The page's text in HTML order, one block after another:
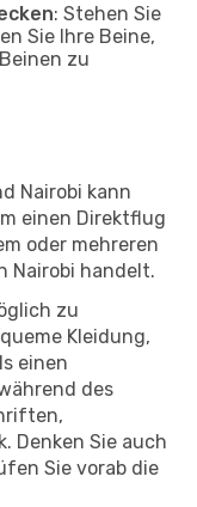
: Stehen Sie
Sie Ihre Beine,
zu
Nairobi kann
einen Direktflug
oder mehreren
Nairobi handelt.
zu
Kleidung,
einen
des
Denken Sie auch
Sie vorab die